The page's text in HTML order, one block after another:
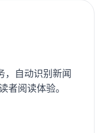
，自动识别新闻
者阅读体验。